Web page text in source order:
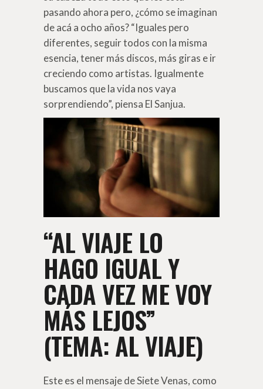
pasando ahora pero, ¿cómo se imaginan
de acá a ocho años? “Iguales pero
diferentes, seguir todos con la misma
esencia, tener más discos, más giras e ir
creciendo como artistas. Igualmente
buscamos que la vida nos vaya
sorprendiendo”, piensa El Sanjua.
“AL VIAJE LO
HAGO IGUAL Y
CADA VEZ ME VOY
MÁS LEJOS”
(TEMA: AL VIAJE)
Este es el mensaje de Siete Venas, como